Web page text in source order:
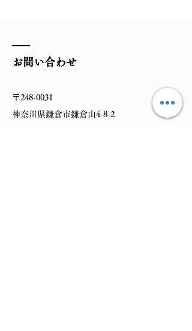
お問い合わせ
〒248-0031
神奈川県鎌倉市鎌倉山4-8-2